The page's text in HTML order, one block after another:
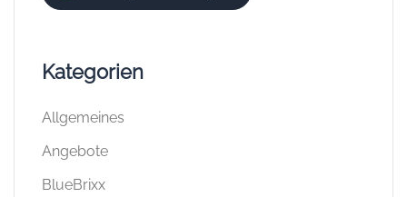
Kategorien
Allgemeines
Angebote
BlueBrixx